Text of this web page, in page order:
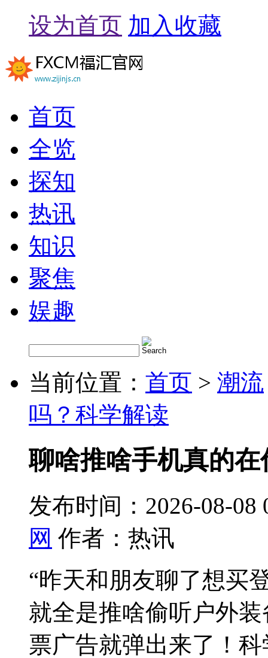
设为首页 加入收藏
首页
全览
探知
热讯
知识
聚焦
娱趣
当前位置： 首页 > 潮流
吗？科学解读
聊啥推啥手机真的
发布时间：2026-08-08
网 作者：热讯
“昨天和朋友聊了想买
就全是推啥偷听户外
票广告就弹出来了！